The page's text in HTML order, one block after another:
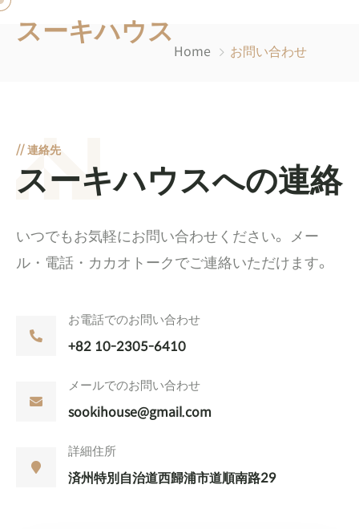
スーキハウス
Home お問い合わせ
// 連絡先
スーキハウスへの連絡
いつでもお気軽にお問い合わせください。メー
ル・電話・カカオトークでご連絡いただけます。
お電話でのお問い合わせ
+82 10-2305-6410
メールでのお問い合わせ
sookihouse@gmail.com
詳細住所
済州特別自治道西歸浦市道順南路29